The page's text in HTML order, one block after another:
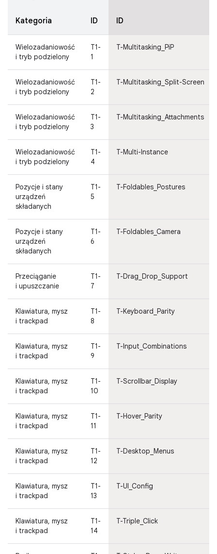
Kategoria ID ID
Wielozadaniowość
i tryb podzielony
T1-
1
T-Multitasking_PiP
Wielozadaniowość
i tryb podzielony
T1-
2
T-Multitasking_Split-Screen
Wielozadaniowość
i tryb podzielony
T1-
3
T-Multitasking_Attachments
Wielozadaniowość
i tryb podzielony
T1-
4
T-Multi-Instance
Pozycje i stany
urządzeń
składanych
T1-
5
T-Foldables_Postures
Pozycje i stany
urządzeń
składanych
T1-
6
T-Foldables_Camera
Przeciąganie
i upuszczanie
T1-
7
T-Drag_Drop_Support
Klawiatura, mysz
i trackpad
T1-
8
T-Keyboard_Parity
Klawiatura, mysz
i trackpad
T1-
9
T-Input_Combinations
Klawiatura, mysz
i trackpad
T1-
10
T-Scrollbar_Display
Klawiatura, mysz
i trackpad
T1-
11
T-Hover_Parity
Klawiatura, mysz
i trackpad
T1-
12
T-Desktop_Menus
Klawiatura, mysz
i trackpad
T1-
13
T-UI_Config
Klawiatura, mysz
i trackpad
T1-
14
T-Triple_Click